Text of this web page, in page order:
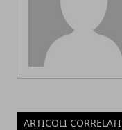
ARTICOLI CORRELATI